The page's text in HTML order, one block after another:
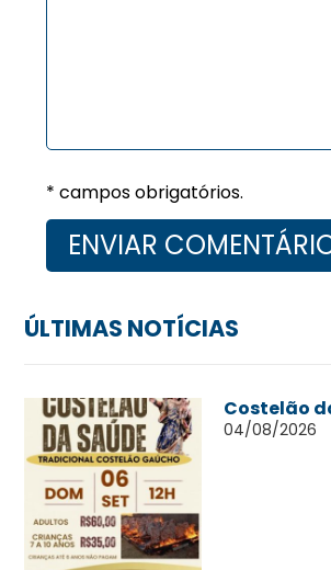
* campos obrigatórios.
ÚLTIMAS NOTÍCIAS
Costelão
04/08/2026